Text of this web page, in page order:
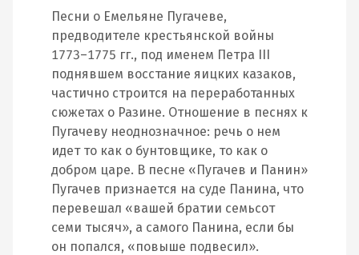
Песни о Емельяне Пугачеве,
предводителе крестьянской войны
1773–1775 гг., под именем Петра III
поднявшем восстание яицких казаков,
частично строится на переработанных
сюжетах о Разине. Отношение в песнях к
Пугачеву неоднозначное: речь о нем
идет то как о бунтовщике, то как о
добром царе. В песне «Пугачев и Панин»
Пугачев признается на суде Панина, что
перевешал «вашей братии семьсот
семи тысяч», а самого Панина, если бы
он попался, «повыше подвесил».